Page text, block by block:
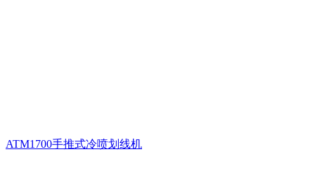
ATM1700手推式冷喷划线机